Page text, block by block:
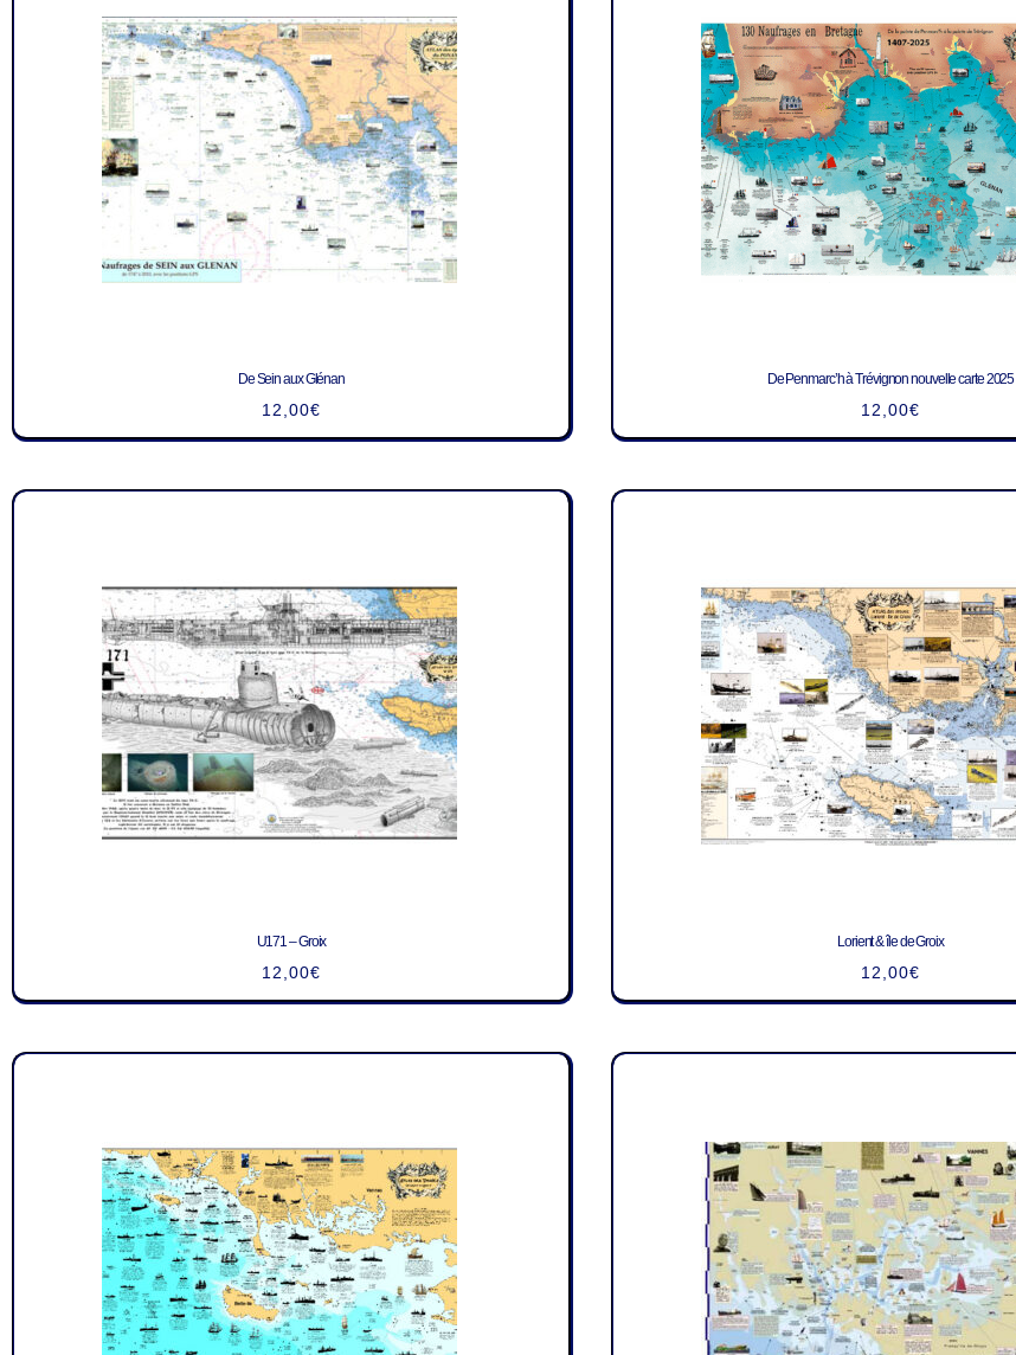
De Sein aux Glénan
12,00€
De Penmarc’h à Trévignon nouvelle carte 2025
12,00€
U171 – Groix
12,00€
Lorient & île de Groix
12,00€